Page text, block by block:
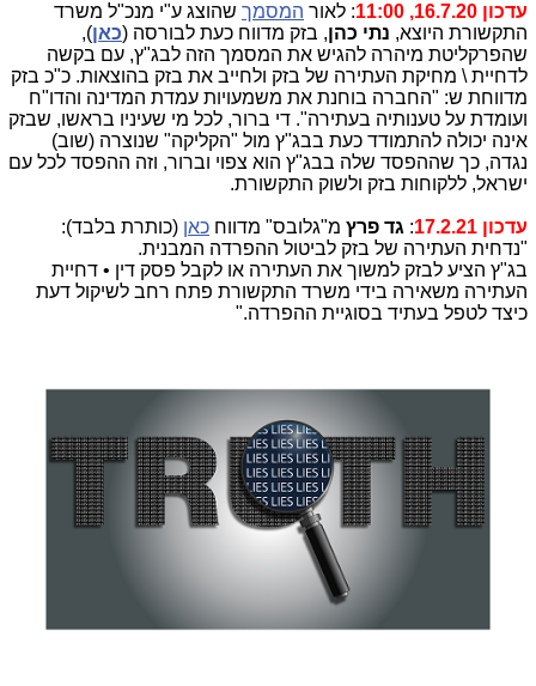
עדכון 16.7.20, 11:00 : לאור המסמך שהוצג ע"י מנכ"ל משרד
התקשורת היוצא, נתי כהן, בזק מדווח כעת לבורסה (כאן),
שהפרקליטת מיהרה להגיש את המסמך הזה לבג"ץ, עם בקשה
לדחיית \ מחיקת העתירה של בזק ולחייב את בזק בהוצאות. כ"כ בזק
מדווחת ש: "החברה בוחנת את משמעויות עמדת המדינה והדו"ח
ועומדת על טענותיה בעתירה". די ברור, לכל מי שעיניו בראשו, שבזק
אינה יכולה להתמודד כעת בבג"ץ מול "הקליקה" שנוצרה (שוב)
נגדה, כך שההפסד שלה בבג"ץ הוא צפוי וברור, וזה ההפסד לכל עם
ישראל, ללקוחות בזק ולשוק התקשורת.
עדכון 17.2.21 : גד פרץ מ"גלובס" מדווח כאן (כותרת בלבד):
"נדחית העתירה של בזק לביטול ההפרדה המבנית.
בג"ץ הציע לבזק למשוך את העתירה או לקבל פסק דין • דחיית
העתירה משאירה בידי משרד התקשורת פתח רחב לשיקול דעת
כיצד לטפל בעתיד בסוגיית ההפרדה."